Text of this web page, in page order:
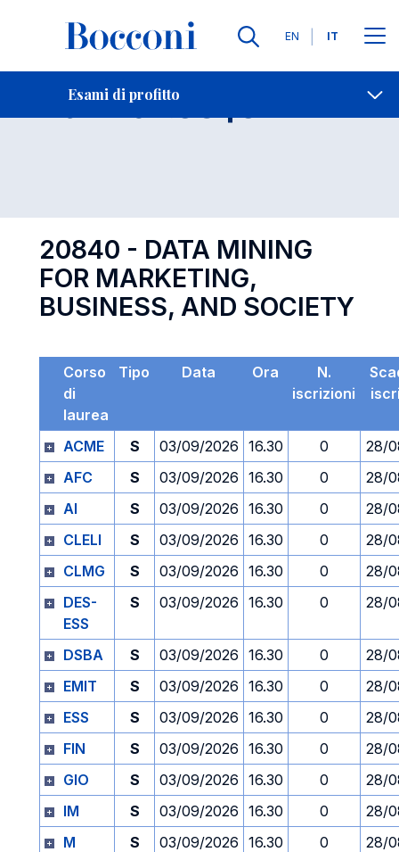
Lingue
EN IT
Esami di profitto
Contatti
Esame 20840 Open
20840 - DATA MINING
FOR MARKETING,
BUSINESS, AND SOCIETY
Corso
di
laurea
Tipo Data Ora
N.
iscrizioni
ACME S 03/09/2026 16.30 0
28/
AFC
S 03/09/2026 16.30 0
28/
AI
S 03/09/2026 16.30 0
28/
CLELI
S 03/09/2026 16.30 0
28/
CLMG
S 03/09/2026 16.30 0
28/
DES-
ESS
S 03/09/2026 16.30 0 28/
DSBA S 03/09/2026 16.30 0
28/
EMIT
S 03/09/2026 16.30 0
28/
ESS
S 03/09/2026 16.30 0
28/
FIN
S 03/09/2026 16.30 0
28/
GIO
S 03/09/2026 16.30 0
28/
IM
S 03/09/2026 16.30 0
28/
M
S 03/09/2026 16.30 0
28/